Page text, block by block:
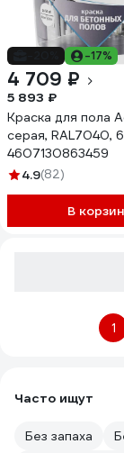
-17%
4 709 ₽
5 893 ₽
Краска для пола
серая, RAL7040,
4607130863459
4.9(82)
В
1
Часто ищут
Без запаха